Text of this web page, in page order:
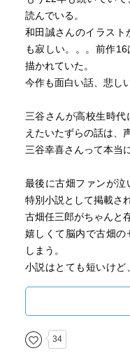
読んでいる。
和田誠さんのイラスト
も寂しい。。。前作
描かれていた。
今作も面白い話、悲し
三谷さんが高校生時
えたいたずらの話は、
三谷幸喜さんって本当
最後に古畑ファンが
特別小説として掲載さ
古畑任三郎がちゃんと
嬉しくて脳内で古畑
しまう。
小説はとても短いけ
次作18でも掲載されて
34